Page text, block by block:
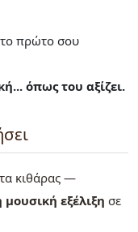
το πρώτο σου
όπως του αξίζει.
κιθάρας —
εξέλιξη σε